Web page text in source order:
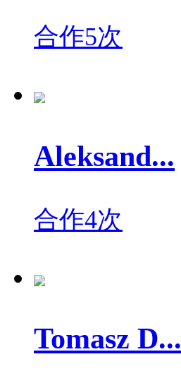
合作5次
Aleksand...
合作4次
Tomasz D...